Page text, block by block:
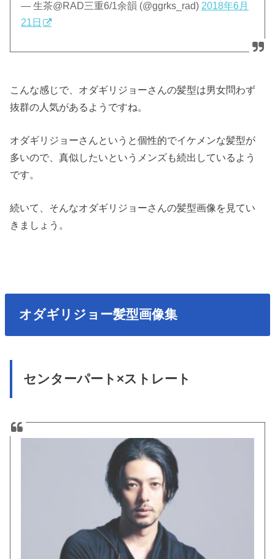
— 生茶@RAD三重6/1余韻 (@ggrks_rad) 2018年6月
21日
こんな感じで、オダギリジョーさんの髪型は男女問わず
抜群の人気があるようですね。
オダギリジョーさんというと個性的でイケメンな髪型が
多いので、真似したいというメンズも続出しているよう
です。
続いて、そんなオダギリジョーさんの髪型画像を見てい
きましょう。
オダギリジョー髪型画像集
センターパート×ストレート